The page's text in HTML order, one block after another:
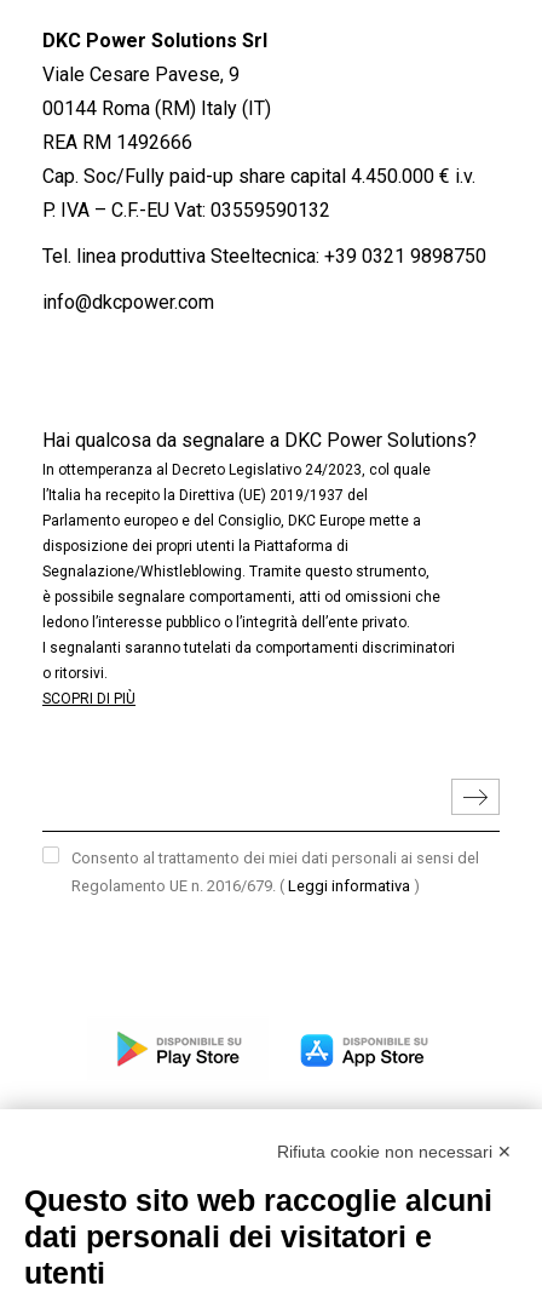
DKC Power Solutions Srl
Viale Cesare Pavese, 9
00144 Roma (RM) Italy (IT)
REA RM 1492666
Cap. Soc/Fully paid-up share capital 4.450.000 € i.v.
P. IVA – C.F.-EU Vat: 03559590132
Tel. linea produttiva Steeltecnica: +39 0321 9898750
info@dkcpower.com
Hai qualcosa da segnalare a DKC Power Solutions?
In ottemperanza al Decreto Legislativo 24/2023, col quale
l’Italia ha recepito la Direttiva (UE) 2019/1937 del
Parlamento europeo e del Consiglio, DKC Europe mette a
disposizione dei propri utenti la Piattaforma di
Segnalazione/Whistleblowing. Tramite questo strumento,
è possibile segnalare comportamenti, atti od omissioni che
ledono l’interesse pubblico o l’integrità dell’ente privato.
I segnalanti saranno tutelati da comportamenti discriminatori
o ritorsivi.
SCOPRI DI PIÙ
Consento al trattamento dei miei dati personali ai sensi del
Regolamento UE n. 2016/679. ( Leggi informativa )
Modello organizzativo, gestione e controllo – D. lgs.
231/2001
Rifiuta cookie non necessari ✕
Questo sito web raccoglie alcuni
dati personali dei visitatori e
utenti